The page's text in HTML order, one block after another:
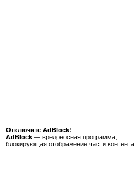
Отключите AdBlock!
AdBlock — вредоносная программа,
блокирующая отображение части контента.